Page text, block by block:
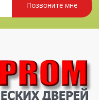
Позвоните мне